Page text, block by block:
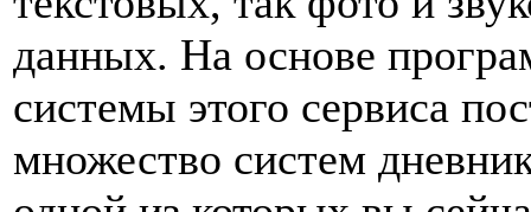
данных. На основе
системы этого сервиса
множество систем